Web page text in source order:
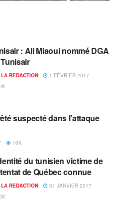
: Ali Miaoui nommé DGA
LA REDACTION
1 FÉVRIER 2017
suspecté dans l’attaque
10K
du tunisien victime de
de Québec connue
LA REDACTION
31 JANVIER 2017